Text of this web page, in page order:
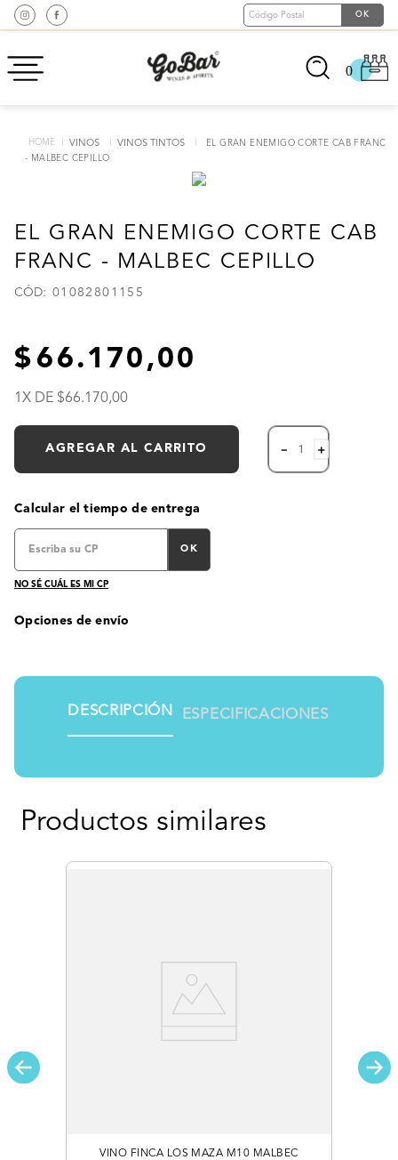
0
VINOS VINOS TINTOS
EL GRAN ENEMIGO CORTE CAB FRANC
- MALBEC CEPILLO
EL GRAN ENEMIGO CORTE CAB
FRANC - MALBEC CEPILLO
: 01082801155
66.170,00
1 X DE 66.170,00
AGREGAR AL CARRITO ＋
－
Calcular el tiempo de entrega
OK
NO SÉ CUÁL ES MI CP
Opciones de envío
DESCRIPCIÓN ESPECIFICACIONES
Productos similares
VINO FINCA LOS MAZA M10 MALBEC